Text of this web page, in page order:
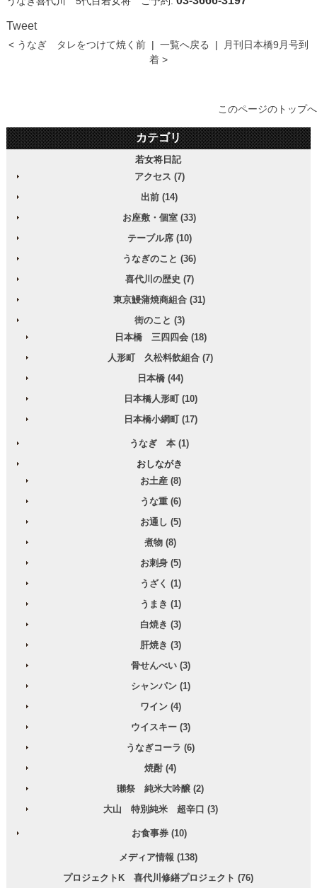
Tweet
< うなぎ タレをつけて焼く前 | 一覧へ戻る |
月刊日本橋9月号到
着 >
このページのトップへ
カテゴリ
若女将日記
アクセス (7)
出前 (14)
お座敷・個室 (33)
テーブル席 (10)
うなぎのこと (36)
喜代川の歴史 (7)
東京鰻蒲焼商組合 (31)
街のこと (3)
日本橋 三四四会 (18)
人形町 久松料飲組合 (7)
日本橋 (44)
日本橋人形町 (10)
日本橋小網町 (17)
うなぎ 本 (1)
おしながき
お土産 (8)
うな重 (6)
お通し (5)
煮物 (8)
お刺身 (5)
うざく (1)
うまき (1)
白焼き (3)
肝焼き (3)
骨せんべい (3)
シャンパン (1)
ワイン (4)
ウイスキー (3)
うなぎコーラ (6)
焼酎 (4)
獺祭 純米大吟醸 (2)
大山 特別純米 超辛口 (3)
お食事券 (10)
メディア情報 (138)
プロジェクトK 喜代川修繕プロジェクト (76)